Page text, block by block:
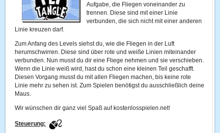
Aufgabe, die Fliegen voneinander zu
trennen. Diese sind mit einer Linie
verbunden, die sich nicht mit einer anderen
Linie kreuzen darf.
Zum Anfang des Levels siehst du, wie die Fliegen in der Luft
herumschwirren. Diese sind über rote und weiße Linien miteinander
verbunden. Nun musst du dir eine Fliege nehmen und sie verschieben.
Wenn die Linie weiß wird, hast du schon eine kleinen Teil geschafft.
Diesen Vorgang musst du mit allen Fliegen machen, bis keine rote
Linie mehr zu sehen ist. Zum Spielen benötigst du ausschließlich deine
Maus.
Wir wünschen dir ganz viel Spaß auf kostenlosspielen.net!
Steuerung: